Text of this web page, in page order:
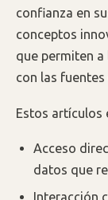
confianza en
conceptos
que permiten
con las
Estos artículos
Acceso
datos que
Interacción